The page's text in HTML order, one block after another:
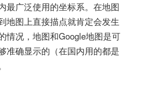
最广泛使用的坐标系。在地图
地图上直接描点就肯定会发生
情况，地图和Google地图是可
准确显示的（在国内用的都是